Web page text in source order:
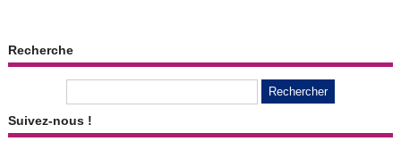
Recherche
Suivez-nous !